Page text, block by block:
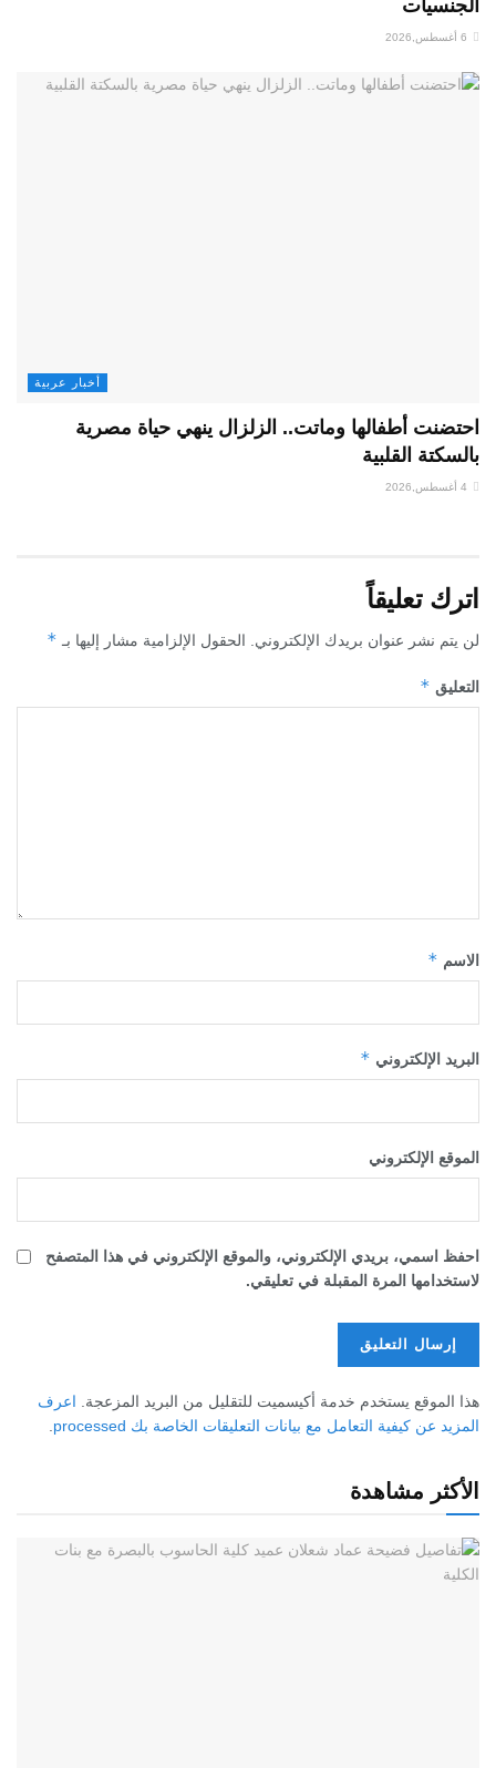
الجنسيات
أخبار عربية
احتضنت أطفالها وماتت.. الزلزال ينهي حياة مصرية
بالسكتة القلبية
اترك تعليقاً
لن يتم نشر عنوان بريدك الإلكتروني. الحقول الإلزامية مشار إليها بـ *
التعليق *
الاسم *
البريد الإلكتروني *
الموقع الإلكتروني
احفظ اسمي، بريدي الإلكتروني، والموقع الإلكتروني في هذا المتصفح
لاستخدامها المرة المقبلة في تعليقي.
هذا الموقع يستخدم خدمة أكيسميت للتقليل من البريد المزعجة. اعرف
المزيد عن كيفية التعامل مع بيانات التعليقات الخاصة بك processed
.
الأكثر مشاهدة